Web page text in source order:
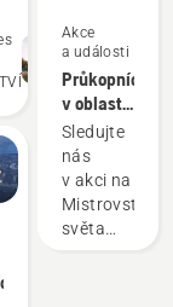
Akce
a události
Průkopníci
v oblasti
řetězových
pil od
roku
1959
Sledujte
nás
v akci na
Mistrovství
světa